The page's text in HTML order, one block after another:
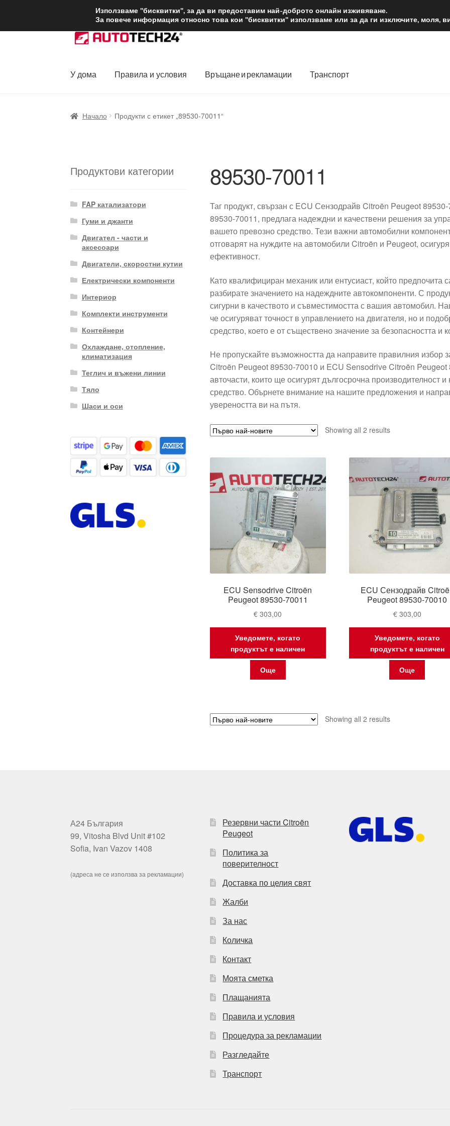
ДОСТАВКА от 12 лв.
Skip
to
Skip
to
У дома
Правила и условия Връщане и рекламации Транспорт
Начало Продукти с етикет „89530-70011“
89530-70011
Таг продукт, свързан с ECU Сензодрайв Citroën Peugeot
89530-70011, предлага надеждни и качествени решения за
вашето превозно средство. Тези важни автомобилни
отговарят на нуждите на автомобили Citroën и Peugeot,
ефективност.
Като квалифициран механик или ентусиаст, който
разбирате значението на надеждните автокомпоненти. С
сигурни в качеството и съвместимостта с вашия автомобил.
че осигуряват точност в управлението на двигателя, но и
средство, което е от съществено значение за безопасността
Не пропускайте възможността да направите правилния
Citroën Peugeot 89530-70010 и ECU Sensodrive Citroën
авточасти, които ще осигурят дългосрочна производителност
средство. Обърнете внимание на нашите предложения и
увереността ви на пътя.
Showing all 2 resultsSorted
ECU Sensodrive Citroën
Peugeot 89530-70011
€ 303,00
Уведомете, когато
продуктът е наличен
Още
ECU Сензодрайв
Peugeot 89530-70010
€303,00
Уведомете, когато
продуктът е наличен
Още
Showing all 2 resultsSorted
Продуктови категории
FAP катализатори
Гуми и джанти
Двигател - части и
аксесоари
Двигатели, скоростни кутии
Електрически компоненти
Интериор
Комплекти инструменти
Контейнери
Охлаждане, отопление,
климатизация
Теглич и въжени линии
Тяло
Шаси и оси
А24 България
99, Vitosha Blvd Unit #102
Sofia, Ivan Vazov 1408
(адреса не се използва за рекламации)
Резервни части Citroën
Peugeot
Политика за
поверителност
Доставка по целия свят
Жалби
За нас
Количка
Контакт
Моята сметка
Плащанията
Правила и условия
Процедура за рекламации
Разгледайте
Транспорт
Използваме "бисквитки", за да ви предоставим най-доброто онлайн изживяване.
За повече информация относно това кои "бисквитки" използваме или за да ги изключите, моля,